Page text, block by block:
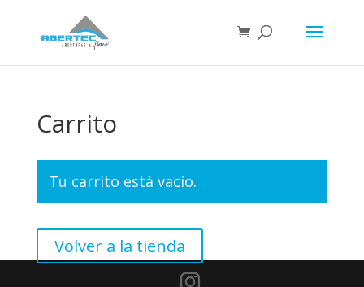
Carrito
Tu carrito está vacío.
Volver a la tienda